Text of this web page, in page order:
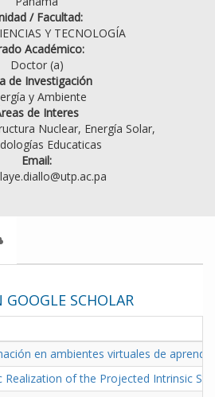
/ Facultad:
Y TECNOLOGÍA
Académico:
Doctor (a)
de Investigación
y Ambiente
de Interes
Nuclear, Energía Solar,
Educaticas
Email:
GOOGLE SCHOLAR
en ambientes virtuales de
Realization of the Projected Intrinsic